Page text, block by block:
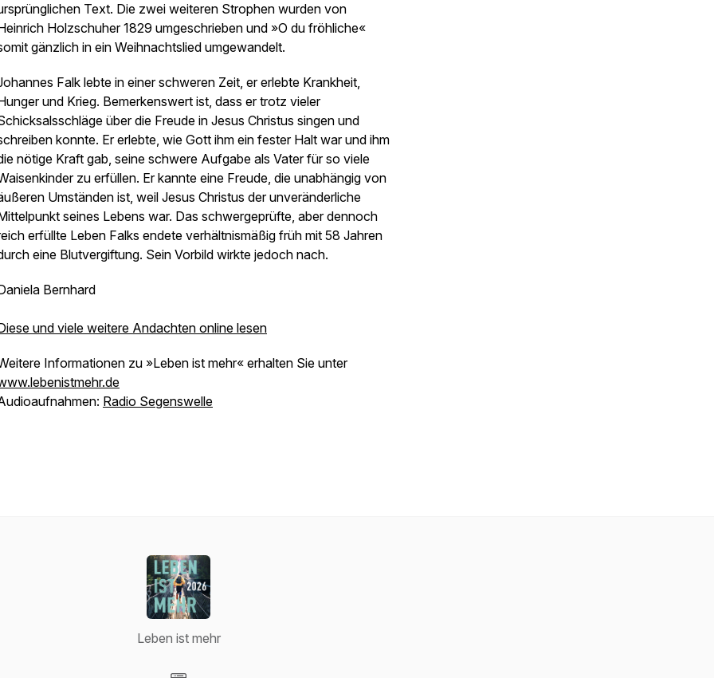
Text. Die zwei weiteren Strophen wurden von
Holzschuher 1829 umgeschrieben und »O du fröhliche«
gänzlich in ein Weihnachtslied umgewandelt.
Falk lebte in einer schweren Zeit, er erlebte Krankheit,
und Krieg. Bemerkenswert ist, dass er trotz vieler
über die Freude in Jesus Christus singen und
konnte. Er erlebte, wie Gott ihm ein fester Halt war und ihm
nötige Kraft gab, seine schwere Aufgabe als Vater für so viele
zu erfüllen. Er kannte eine Freude, die unabhängig von
Umständen ist, weil Jesus Christus der unveränderliche
seines Lebens war. Das schwergeprüfte, aber dennoch
erfüllte Leben Falks endete verhältnismäßig früh mit 58 Jahren
eine Blutvergiftung. Sein Vorbild wirkte jedoch nach.
Bernhard
und viele weitere Andachten online lesen
Informationen zu »Leben ist mehr« erhalten Sie unter
Radio Segenswelle
Leben ist mehr